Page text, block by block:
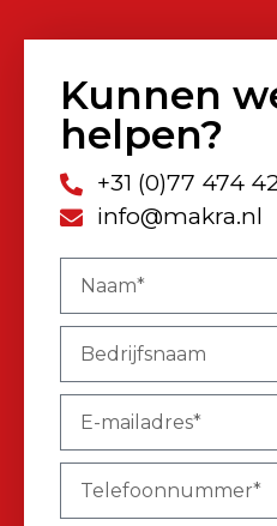
Kunnen
helpen?
+31 (0)77 474
info@makra.nl